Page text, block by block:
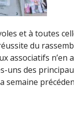
et à toutes
du
associatifs n’en
uns des
semaine